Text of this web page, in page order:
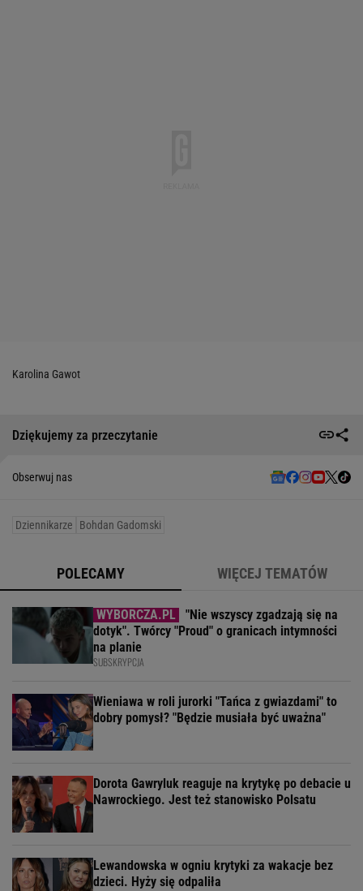
Karolina Gawot
Dziękujemy za przeczytanie
Obserwuj nas
Dziennikarze Bohdan Gadomski
POLECAMY WIĘCEJ TEMATÓW
"Nie wszyscy zgadzają się na
dotyk". Twórcy "Proud" o granicach intymności
na planie
SUBSKRYPCJA
Wieniawa w roli jurorki "Tańca z gwiazdami" to
dobry pomysł? "Będzie musiała być uważna"
Dorota Gawryluk reaguje na krytykę po debacie u
Nawrockiego. Jest też stanowisko Polsatu
Lewandowska w ogniu krytyki za wakacje bez
dzieci. Hyży się odpaliła